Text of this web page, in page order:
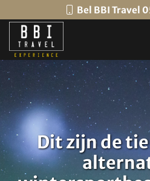
Bel BBI Travel
Dit zijn de